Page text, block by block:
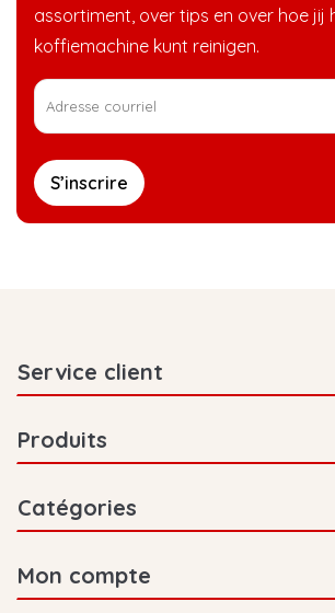
assortiment, over tips en over hoe jij
koffiemachine kunt reinigen.
S’inscrire
Service client
Produits
Catégories
Mon compte